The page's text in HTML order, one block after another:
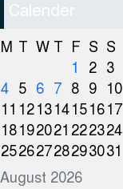
Calender
August 2026
M T W T F S S
1
2 3
4 5 6 7 8 9
10
11 121314151617
18192021 222324
25262728293031